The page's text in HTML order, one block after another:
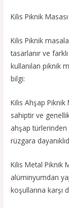
Kilis Piknik
Kilis Piknik
tasarlanır ve
kullanılan piknik
bilgi:
Kilis Ahşap
sahiptir ve
ahşap türlerinden
rüzgara
Kilis Metal Piknik
alüminyumdan
koşullarına karşı